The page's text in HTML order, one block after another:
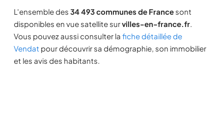
L'ensemble des 34 493 communes de France sont
disponibles en vue satellite survilles-en-france.fr.
Vous pouvez aussi consulter la fiche détaillée de
Vendat pour découvrir sa démographie, son immobilier
et les avis des habitants.